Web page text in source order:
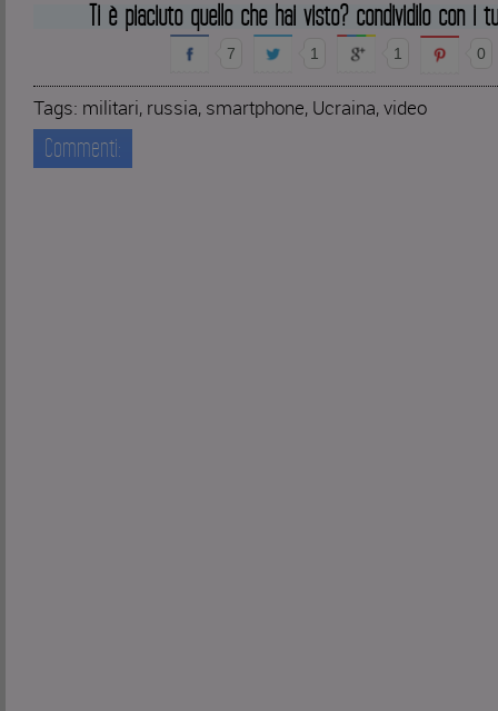
Ti è piaciuto quello che hai visto? condividilo con i
7 1 1 0
Tags: militari, russia, smartphone, Ucraina,video
Commenti: